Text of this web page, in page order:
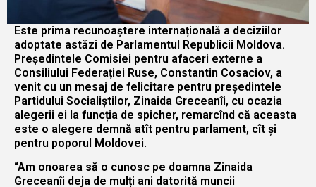
Este prima recunoaștere internațională a deciziilor
adoptate astăzi de Parlamentul Republicii Moldova.
Președintele Comisiei pentru afaceri externe a
Consiliului Federației Ruse, Constantin Cosaciov, a
venit cu un mesaj de felicitare pentru președintele
Partidului Socialiștilor, Zinaida Greceanîi, cu ocazia
alegerii ei la funcția de spicher, remarcînd că aceasta
este o alegere demnă atît pentru parlament, cît și
pentru poporul Moldovei.
“Am onoarea să o cunosc pe doamna Zinaida
Greceanîi deja de mulți ani datorită muncii